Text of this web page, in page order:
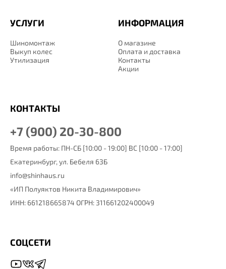
ИНФОРМАЦИЯ
О магазине
Оплата и доставка
Контакты
Акции
УСЛУГИ
Шиномонтаж
Выкуп колес
Утилизация
КОНТАКТЫ
+7 (900) 20-30-800
Время работы: ПН-СБ [10:00 - 19:00] ВС [10:00 - 17:00]
Екатеринбург, ул. Бебеля 63Б
info@shinhaus.ru
«ИП Полуяктов Никита Владимирович»
ИНН: 661218665874 ОГРН: 311661202400049
СОЦСЕТИ